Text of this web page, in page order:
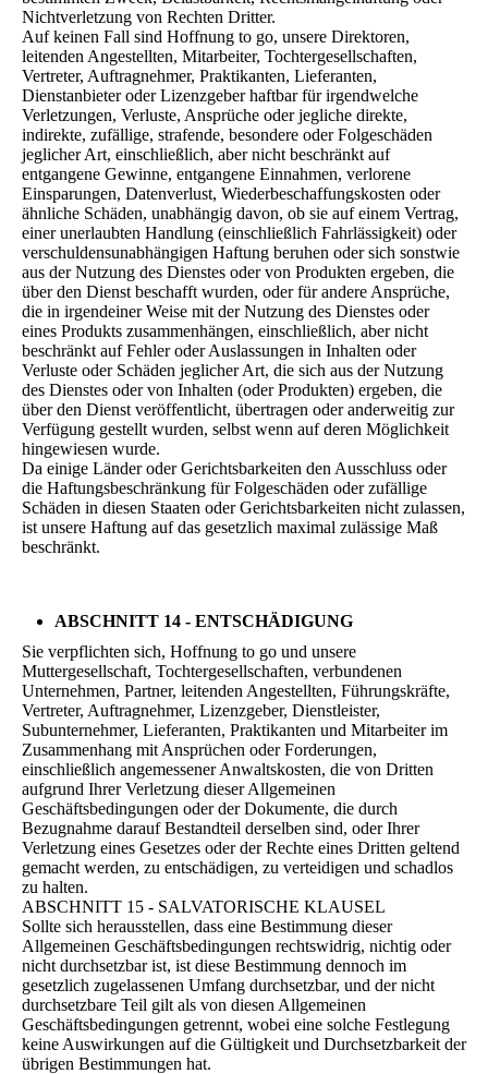
Nichtverletzung von Rechten Dritter.
Auf keinen Fall sind Hoffnung to go, unsere Direktoren,
leitenden Angestellten, Mitarbeiter, Tochtergesellschaften,
Vertreter, Auftragnehmer, Praktikanten, Lieferanten,
Dienstanbieter oder Lizenzgeber haftbar für irgendwelche
Verletzungen, Verluste, Ansprüche oder jegliche direkte,
indirekte, zufällige, strafende, besondere oder Folgeschäden
jeglicher Art, einschließlich, aber nicht beschränkt auf
entgangene Gewinne, entgangene Einnahmen, verlorene
Einsparungen, Datenverlust, Wiederbeschaffungskosten oder
ähnliche Schäden, unabhängig davon, ob sie auf einem Vertrag,
einer unerlaubten Handlung (einschließlich Fahrlässigkeit) oder
verschuldensunabhängigen Haftung beruhen oder sich sonstwie
aus der Nutzung des Dienstes oder von Produkten ergeben, die
über den Dienst beschafft wurden, oder für andere Ansprüche,
die in irgendeiner Weise mit der Nutzung des Dienstes oder
eines Produkts zusammenhängen, einschließlich, aber nicht
beschränkt auf Fehler oder Auslassungen in Inhalten oder
Verluste oder Schäden jeglicher Art, die sich aus der Nutzung
des Dienstes oder von Inhalten (oder Produkten) ergeben, die
über den Dienst veröffentlicht, übertragen oder anderweitig zur
Verfügung gestellt wurden, selbst wenn auf deren Möglichkeit
hingewiesen wurde.
Da einige Länder oder Gerichtsbarkeiten den Ausschluss oder
die Haftungsbeschränkung für Folgeschäden oder zufällige
Schäden in diesen Staaten oder Gerichtsbarkeiten nicht zulassen,
ist unsere Haftung auf das gesetzlich maximal zulässige Maß
beschränkt.
ABSCHNITT 14 - ENTSCHÄDIGUNG
Sie verpflichten sich, Hoffnung to go und unsere
Muttergesellschaft, Tochtergesellschaften, verbundenen
Unternehmen, Partner, leitenden Angestellten, Führungskräfte,
Vertreter, Auftragnehmer, Lizenzgeber, Dienstleister,
Subunternehmer, Lieferanten, Praktikanten und Mitarbeiter im
Zusammenhang mit Ansprüchen oder Forderungen,
einschließlich angemessener Anwaltskosten, die von Dritten
aufgrund Ihrer Verletzung dieser Allgemeinen
Geschäftsbedingungen oder der Dokumente, die durch
Bezugnahme darauf Bestandteil derselben sind, oder Ihrer
Verletzung eines Gesetzes oder der Rechte eines Dritten geltend
gemacht werden, zu entschädigen, zu verteidigen und schadlos
zu halten.
ABSCHNITT 15 - SALVATORISCHE KLAUSEL
Sollte sich herausstellen, dass eine Bestimmung dieser
Allgemeinen Geschäftsbedingungen rechtswidrig, nichtig oder
nicht durchsetzbar ist, ist diese Bestimmung dennoch im
gesetzlich zugelassenen Umfang durchsetzbar, und der nicht
durchsetzbare Teil gilt als von diesen Allgemeinen
Geschäftsbedingungen getrennt, wobei eine solche Festlegung
keine Auswirkungen auf die Gültigkeit und Durchsetzbarkeit der
übrigen Bestimmungen hat.